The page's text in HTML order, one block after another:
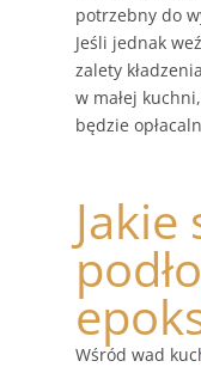
potrzebny do
Jeśli jednak
zalety
w małej
będzie
Jakie
Wśród wad